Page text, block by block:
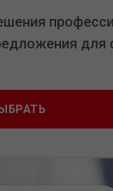
для